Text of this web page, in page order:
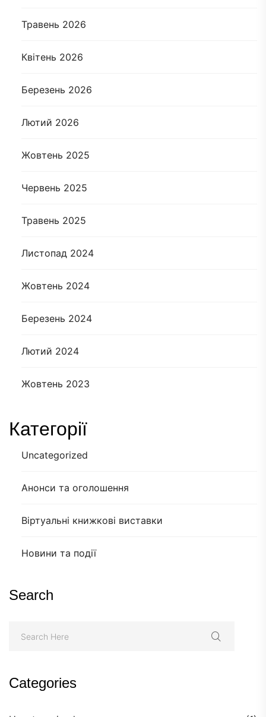
Травень 2026
Квітень 2026
Березень 2026
Лютий 2026
Жовтень 2025
Червень 2025
Травень 2025
Листопад 2024
Жовтень 2024
Березень 2024
Лютий 2024
Жовтень 2023
Категорії
Uncategorized
Анонси та оголошення
Віртуальні книжкові виставки
Новини та події
Search
Categories